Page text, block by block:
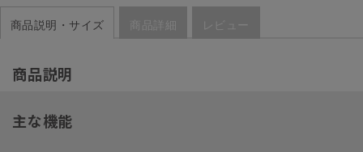
商品説明・サイズ 商品詳細 レビュー
商品説明
主な機能